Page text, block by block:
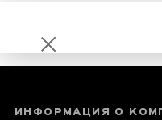
ИНФОРМАЦИЯ О